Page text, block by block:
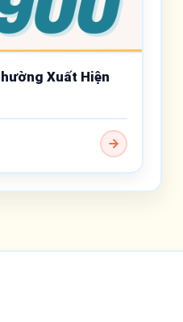
Xuất Hiện